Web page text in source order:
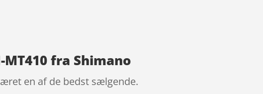
MT410 fra Shimano
en af de bedst sælgende.